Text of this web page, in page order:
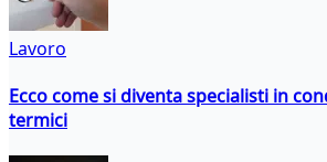
Lavoro
Ecco come si diventa specialisti in
termici